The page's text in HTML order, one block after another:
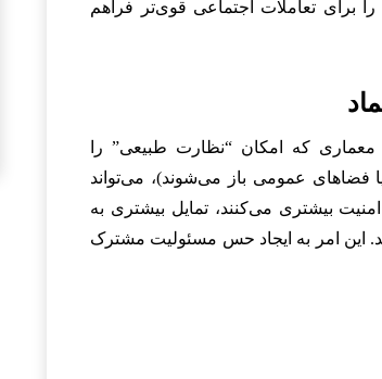
برای تعاملات اجتماعی قوی‌تر فراهم
که امکان “نظارت طبیعی” را
فضاهای عمومی باز می‌شوند)، می‌تواند
بیشتری می‌کنند، تمایل بیشتری به
این امر به ایجاد حس مسئولیت مشترک